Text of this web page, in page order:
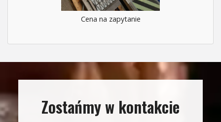
Cena na zapytanie
Zostańmy w kontakcie